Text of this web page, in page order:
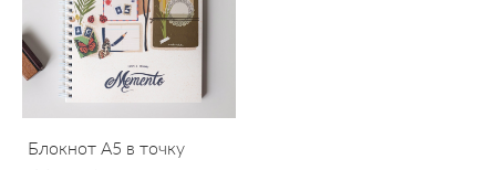
Блокнот А5 в точку